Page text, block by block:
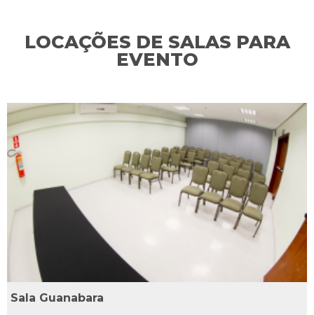
LOCAÇÕES DE SALAS PARA
EVENTO
L4
L5
Sala Guanabara